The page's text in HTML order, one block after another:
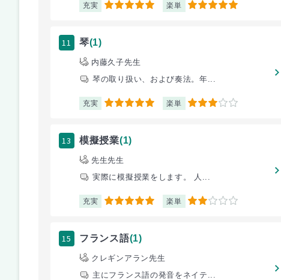
充実 5 楽単 5
11 琴(1)
内藤久子先生
琴の取り扱い、および奏法。年...
充実 5 楽単 3
13 模擬授業(1)
先生先生
実際に模擬授業をします。 人...
充実 5 楽単 2
15 フランス語(1)
クレギンアラン先生
主にフランス語の発音をネイテ...